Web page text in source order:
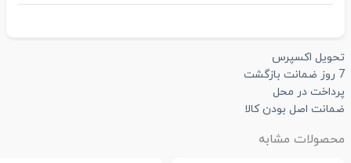
تحویل اکسپرس
7 روز ضمانت بازگشت
پرداخت در محل
ضمانت اصل بودن کالا
محصولات مشابه